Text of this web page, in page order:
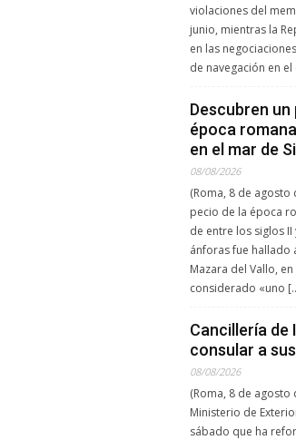
violaciones del
junio, mientras la
en las
de navegación en
Descubren
época
en el mar de
08/08/2026
(Roma, 8 de agosto
pecio de la época
de entre los siglos
ánforas fue hallado
Mazara del Vallo,
considerado «uno
Cancillería
consular a
08/08/2026
(Roma, 8 de agosto
Ministerio de
sábado que ha